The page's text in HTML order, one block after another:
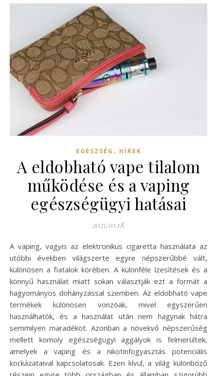
EGÉSZSÉG , HÍREK
A eldobható vape tilalom
működése és a vaping
egészségügyi hatásai
2025.10.18.
A vaping, vagyis az elektronikus cigaretta használata az
utóbbi években világszerte egyre népszerűbbé vált,
különösen a fiatalok körében. A különféle ízesítések és a
könnyű használat miatt sokan választják ezt a formát a
hagyományos dohányzással szemben. Az eldobható vape
termékek különösen vonzóak, mivel egyszerűen
használhatók, és a használat után nem hagynak hátra
semmilyen maradékot. Azonban a növekvő népszerűség
mellett komoly egészségügyi aggályok is felmerültek,
amelyek a vaping és a nikotinfogyasztás potenciális
kockázataival kapcsolatosak. Ezen kívül, a világ különböző